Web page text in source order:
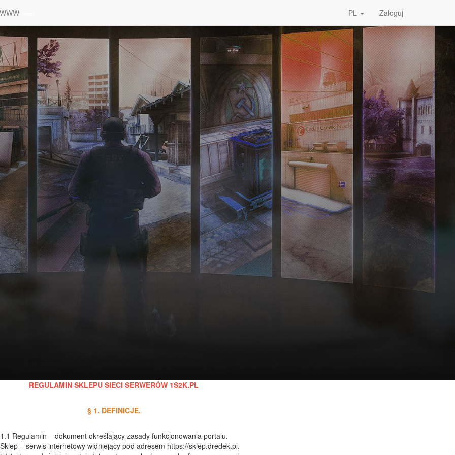
PL Zaloguj
REGULAMIN SKLEPU SIECI SERWERÓW 1S2K.PL
§ 1. DEFINICJE.
1.1 Regulamin – dokument określający zasady funkcjonowania portalu.
– serwis internetowy widniejący pod adresem https://sklep.dredek.pl.